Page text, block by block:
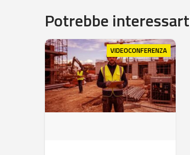
Potrebbe
VIDEOCONFERENZA